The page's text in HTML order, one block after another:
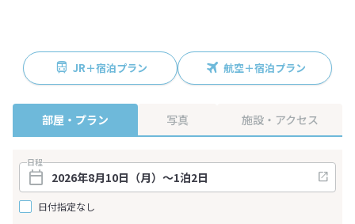
JR＋宿泊プラン 航空＋宿泊プラン
部屋・プラン 写真 施設・アクセス
日程
日付指定なし